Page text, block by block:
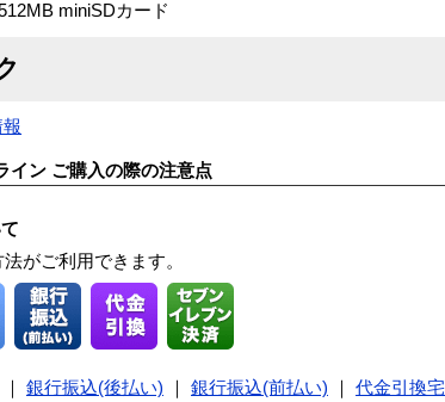
miniSDカード
報
イン ご購入の際の注意点
がご利用できます。
銀行振込(後払い) 銀行振込(前払い) 代金引換